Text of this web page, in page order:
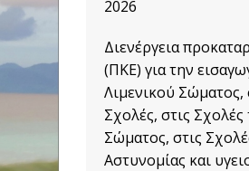
2026
Διενέργεια
(ΠΚΕ) για την
Λιμενικού Σώματος,
Σχολές, στις
Σώματος, στις
Αστυνομίας και